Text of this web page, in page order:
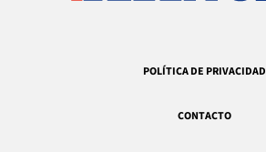
POLÍTICA DE PRIVACIDAD
CONTACTO